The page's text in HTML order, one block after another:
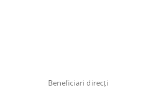
Beneficiari direcți